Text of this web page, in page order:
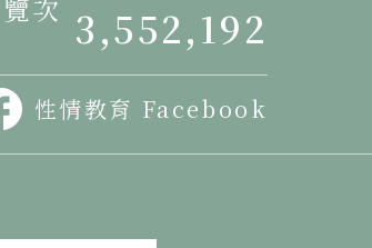
次 3,552,192
性情教育 Facebook